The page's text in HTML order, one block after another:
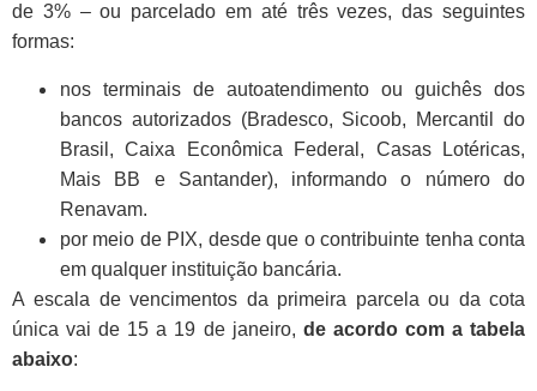
de 3% – ou parcelado em até três vezes, das seguintes
formas:
nos terminais de autoatendimento ou guichês dos
bancos autorizados (Bradesco, Sicoob, Mercantil do
Brasil, Caixa Econômica Federal, Casas Lotéricas,
Mais BB e Santander), informando o número do
Renavam.
por meio de PIX, desde que o contribuinte tenha conta
em qualquer instituição bancária.
Aescala de vencimentos da primeira parcela ou da cota
única vai de 15 a 19 de janeiro, de acordo com a tabela
abaixo: